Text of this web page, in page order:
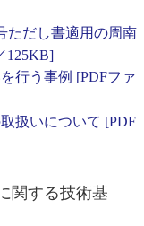
ただし書適用の周南
125KB]
行う事例 [PDFファ
扱いについて [PDF
関する技術基